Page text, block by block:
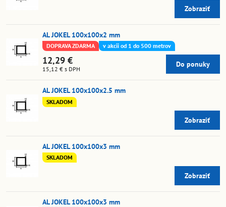
Zobraziť
AL JOKEL 100x100x2 mm
DOPRAVA ZDARMA v akcii od 1 do 500 metrov
12,29 €
15,12 € s DPH
Do ponuky
AL JOKEL 100x100x2.5 mm
SKLADOM
Zobraziť
AL JOKEL 100x100x3 mm
SKLADOM
Zobraziť
AL JOKEL 100x100x3 mm